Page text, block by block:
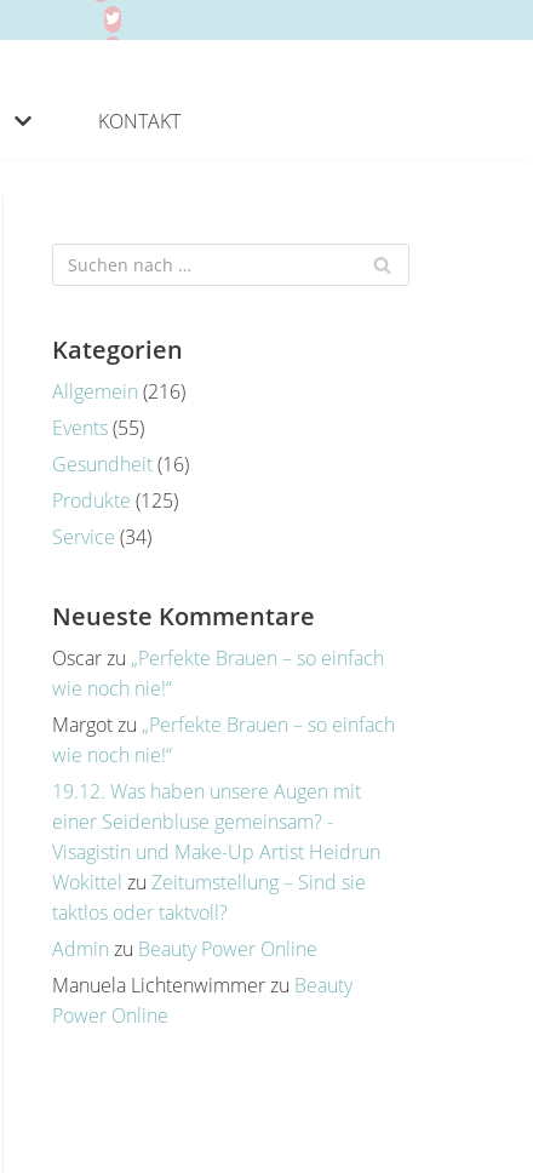
KONTAKT
Kategorien
Allgemein (216)
Events(55)
Gesundheit(16)
Produkte (125)
Service (34)
Neueste Kommentare
Oscarzu „Perfekte Brauen – so einfach
wie noch nie!“
Margotzu „Perfekte Brauen – so einfach
wie noch nie!“
19.12. Was haben unsere Augen mit
einer Seidenbluse gemeinsam? -
Visagistin und Make-Up Artist Heidrun
Wokittel zu Zeitumstellung – Sind sie
taktlos oder taktvoll?
Admin zu Beauty Power Online
Manuela Lichtenwimmerzu Beauty
Power Online